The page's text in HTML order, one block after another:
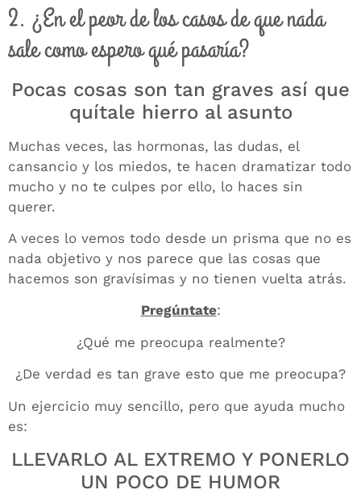
2. ¿En el peor de los casos de que nada
sale como espero qué pasaría?
Pocas cosas son tan graves así que
quítale hierro al asunto
Muchas veces, las hormonas, las dudas, el
cansancio y los miedos, te hacen dramatizar todo
mucho y no te culpes por ello, lo haces sin
querer.
A veces lo vemos todo desde un prisma que no es
nada objetivo y nos parece que las cosas que
hacemos son gravísimas y no tienen vuelta atrás.
Pregúntate:
¿Qué me preocupa realmente?
¿De verdad es tan grave esto que me preocupa?
Un ejercicio muy sencillo, pero que ayuda mucho
es:
LLEVARLO AL EXTREMO Y PONERLO
UN POCO DE HUMOR